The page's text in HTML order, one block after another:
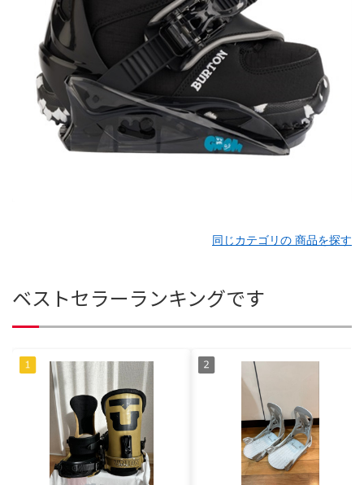
同じカテゴリの 商品を探す
ベストセラーランキングです